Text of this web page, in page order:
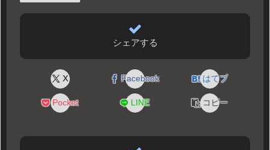
シェアする
X Facebook はてブ
Pocket LINE コピー